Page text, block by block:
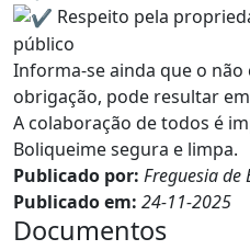
Respeito pela
público
Informa-se ainda que o
obrigação, pode resultar
A colaboração de todos é
Boliqueime segura e limpa.
Publicado por: Freguesia de
Publicado em: 24-11-2025
Documentos